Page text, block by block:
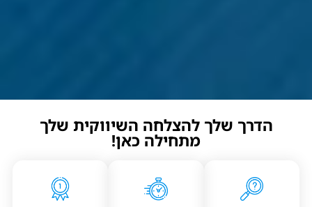
הדרך שלך להצלחה השיווקית שלך
מתחילה כאן!